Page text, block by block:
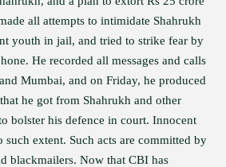
all attempts to intimidate Shahrukh
youth in jail, and tried to strike fear by
He recorded all messages and calls
Mumbai, and on Friday, he produced
he got from Shahrukh and other
bolster his defence in court. Innocent
such extent. Such acts are committed by
blackmailers. Now that CBI has